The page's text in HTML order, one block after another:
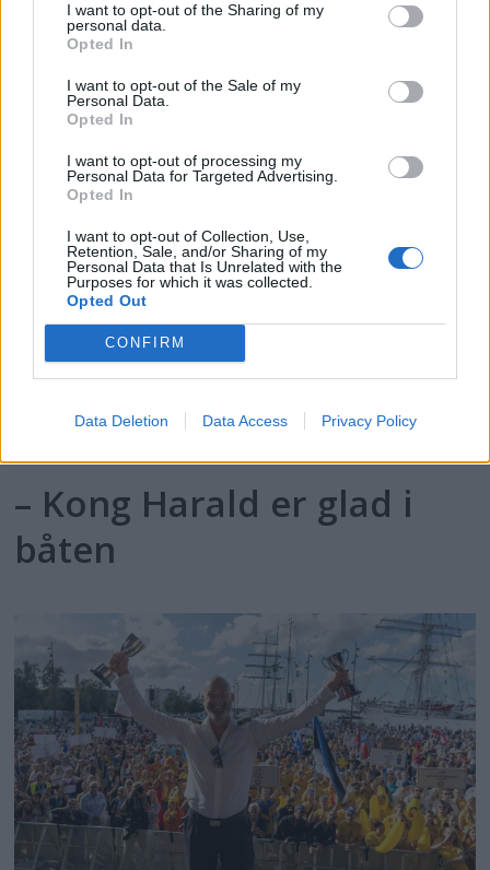
I want to opt-out of the Sharing of my
personal data.
Opted In
I want to opt-out of the Sale of my
Personal Data.
Opted In
I want to opt-out of processing my
Personal Data for Targeted Advertising.
Opted In
I want to opt-out of Collection, Use,
Retention, Sale, and/or Sharing of my
Personal Data that Is Unrelated with the
Purposes for which it was collected.
Opted Out
CONFIRM
Data Deletion Data Access Privacy Policy
Politiets teori: Tok igjen
fritidsbåten bakfra
PLUS
– Kong Harald er glad i
båten